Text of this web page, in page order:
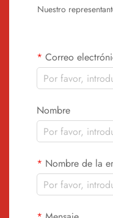
Nuestro
Correo
Nombre
Nombre de la